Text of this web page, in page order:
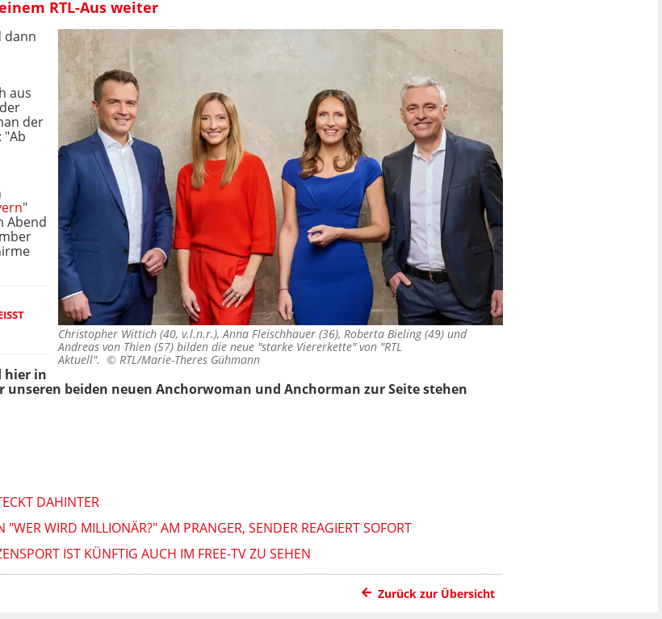
RTL-Aus weiter
Christopher Wittich (40, v.l.n.r.), Anna Fleischhauer (36), Roberta Bieling (49) und
Andreas von Thien (57) bilden die neue "starke Viererkette" von "RTL
Aktuell". © RTL/Marie-Theres Gühmann
dann
aus
der
"Ab
"
Abend
V
hier in
unseren beiden neuen Anchorwoman und Anchorman zur Seite stehen
DAHINTER
WIRD MILLIONÄR?" AM PRANGER, SENDER REAGIERT SOFORT
IST KÜNFTIG AUCH IM FREE-TV ZU SEHEN
Zurück zur Übersicht